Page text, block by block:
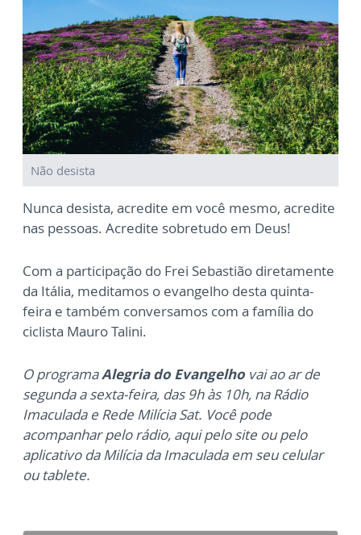
Não desista
Nunca desista, acredite em você mesmo, acredite
nas pessoas. Acredite sobretudo em Deus!
Com a participação do Frei Sebastião diretamente
da Itália, meditamos o evangelho desta quinta-
feira e também conversamos com a família do
ciclista Mauro Talini.
O programaAlegria do Evangelho vai ao ar de
segunda a sexta-feira, das 9h às 10h, na Rádio
Imaculada e Rede Milícia Sat. Você pode
acompanhar pelo rádio, aqui pelo site ou pelo
aplicativo da Milícia da Imaculada em seu celular
ou tablete.